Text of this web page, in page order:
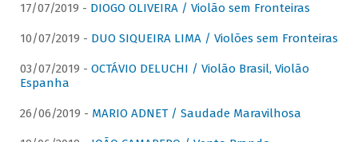
17/07/2019 - DIOGO OLIVEIRA / Violão sem Fronteiras
10/07/2019 - DUO SIQUEIRA LIMA / Violões sem Fronteiras
03/07/2019 - OCTÁVIO DELUCHI / Violão Brasil, Violão
Espanha
26/06/2019 - MARIO ADNET / Saudade Maravilhosa